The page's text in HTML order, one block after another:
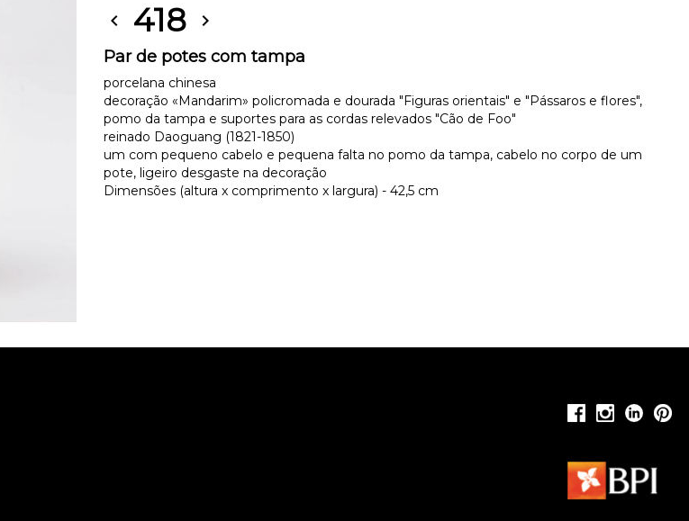
chevron_left 418 chevron_right
Par de potes com tampa
porcelana chinesa
decoração «Mandarim» policromada e dourada "Figuras orientais" e "Pássaros e flores",
pomo da tampa e suportes para as cordas relevados "Cão de Foo"
reinado Daoguang (1821-1850)
um com pequeno cabelo e pequena falta no pomo da tampa, cabelo no corpo de um
pote, ligeiro desgaste na decoração
Dimensões (altura x comprimento x largura) - 42,5 cm